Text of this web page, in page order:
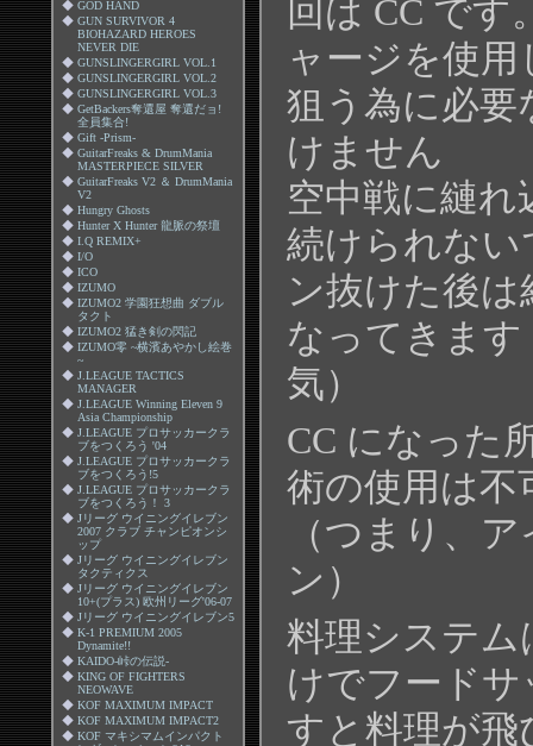
◆ GOD HAND
◆ GUN SURVIVOR 4
BIOHAZARD HEROES
NEVER DIE
◆ GUNSLINGERGIRL VOL.1
◆ GUNSLINGERGIRL VOL.2
◆ GUNSLINGERGIRL VOL.3
◆ GetBackers奪還屋 奪還だョ!
全員集合!
◆ Gift -Prism-
◆ GuitarFreaks & DrumMania
MASTERPIECE SILVER
◆ GuitarFreaks V2 ＆ DrumMania
V2
◆ Hungry Ghosts
◆ Hunter X Hunter 龍脈の祭壇
◆ I.Q REMIX+
◆ I/O
◆ ICO
◆ IZUMO
◆ IZUMO2 学園狂想曲 ダブル
タクト
◆ IZUMO2 猛き剣の閃記
◆ IZUMO零 ~横濱あやかし絵巻
~
◆ J.LEAGUE TACTICS
MANAGER
◆ J.LEAGUE Winning Eleven 9
Asia Championship
◆ J.LEAGUE プロサッカークラ
ブをつくろう '04
◆ J.LEAGUE プロサッカークラ
ブをつくろう!5
◆ J.LEAGUE プロサッカークラ
ブをつくろう！ 3
◆ Jリーグ ウイニングイレブン
2007 クラブ チャンピオンシ
ップ
◆ Jリーグ ウイニングイレブン
タクティクス
◆ Jリーグ ウイニングイレブン
10+(プラス) 欧州リーグ'06-07
◆ Jリーグ ウイニングイレブン5
◆ K-1 PREMIUM 2005
Dynamite!!
◆ KAIDO-峠の伝説-
◆ KING OF FIGHTERS
NEOWAVE
◆ KOF MAXIMUM IMPACT
◆ KOF MAXIMUM IMPACT2
◆ KOF マキシマムインパクト
回は CC です
ャージを使
狙う為に必要
けません
空中戦に縺
続けられない
ン抜けた後
なってきま
気）
CC になった
術の使用は不
（つまり、
ン）
料理システム
けでフード
すと料理が